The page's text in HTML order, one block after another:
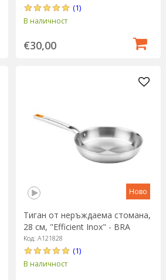
(1)
В наличност
€30,00
Ново
Тиган от неръждаема стомана,
28 см, "Efficient Inox" - BRA
Код: A121828
(1)
В наличност